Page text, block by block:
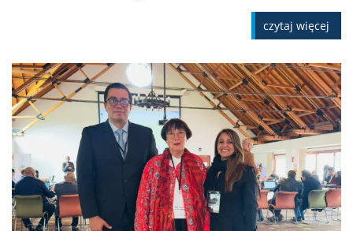
czytaj więcej